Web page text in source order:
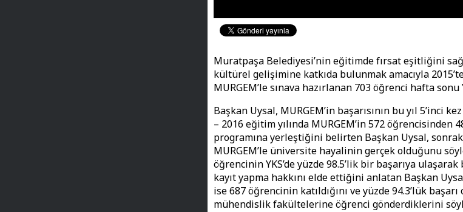
Muratpaşa Belediyesi’nin eğitimde fırsat eşitliğini
kültürel gelişimine katkıda bulunmak amacıyla
MURGEM’le sınava hazırlanan 703 öğrenci hafta sonu
Başkan Uysal, MURGEM’in başarısının bu yıl 5’inci
– 2016 eğitim yılında MURGEM’in 572 öğrencisinden
programına yerleştiğini belirten Başkan Uysal,
MURGEM’le üniversite hayalinin gerçek olduğunu
öğrencinin YKS’de yüzde 98.5’lik bir başarıya
kayıt yapma hakkını elde ettiğini anlatan Başkan
ise 687 öğrencinin katıldığını ve yüzde 94.3’lük
mühendislik fakültelerine öğrenci gönderdiklerini